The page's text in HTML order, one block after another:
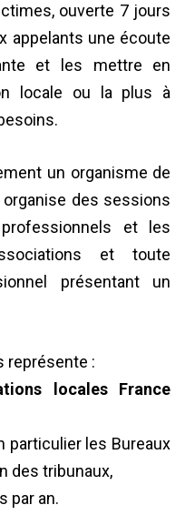
ouverte 7 jours
appelants une écoute
et les mettre en
locale ou la plus à
un organisme de
des sessions
et les
et toute
présentant un
représente :
locales France
particulier les Bureaux
des tribunaux,
par an.